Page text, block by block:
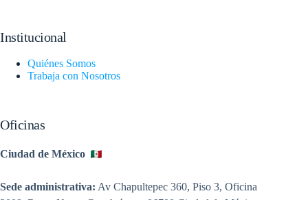
Institucional
Quiénes Somos
Trabaja con Nosotros
Oficinas
Ciudad de México
Sede administrativa: Av Chapultepec 360, Piso 3, Oficina